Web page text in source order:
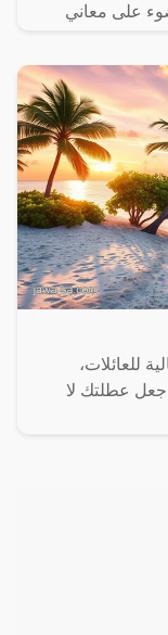
على معاني
للعائلات،
عطلتك لا